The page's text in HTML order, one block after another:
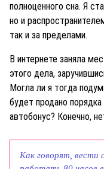
полноценного сна. Я
но и
так и за пределами.
В интернете заняла
этого дела,
Могла ли я тогда
будет продано
автобонус? Конечно,
Как говорят, вести